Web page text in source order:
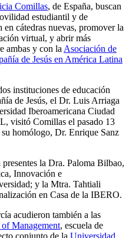
Comillas, de España, buscan
estudiantil y de
cátedras nuevas, promover la
virtual, y abrir más
ambas y con la Asociación de
de Jesús en América Latina
instituciones de educación
de Jesús, el Dr. Luis Arriaga
Iberoamericana Ciudad
visitó Comillas el pasado 13
homólogo, Dr. Enrique Sanz
la Dra. Paloma Bilbao,
Innovación e
y la Mtra. Tahtiali
en Casa de la IBERO.
acudieron también a las
Management, escuela de
conjunto de la Universidad